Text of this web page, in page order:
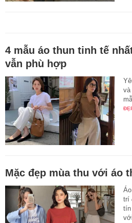
4 mẫu áo thun tinh tế
vẫn phù hợp
và
Mặc đẹp mùa thu với áo
trí
tín